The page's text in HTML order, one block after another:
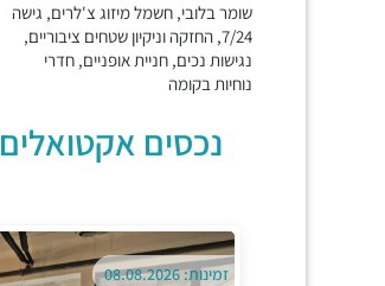
שומר בלובי, חשמל מיזוג צ'לרים, גישה
7/24, החזקה וניקיון שטחים ציבוריים,
נגישות נכים, חניית אופניים, חדרי
נוחיות בקומה
נכסים אקטואלים 1
זמינות: 08.08.2026